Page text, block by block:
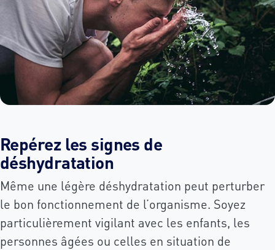
Repérez les signes de
déshydratation
Même une légère déshydratation peut perturber
le bon fonctionnement de l’organisme. Soyez
particulièrement vigilant avec les enfants, les
personnes âgées ou celles en situation de